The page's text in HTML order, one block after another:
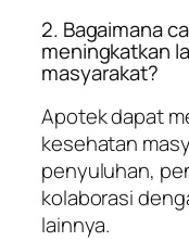
2. Bagaimana
meningkatkan
masyarakat?
Apotek dapat
kesehatan
penyuluhan,
kolaborasi
lainnya.